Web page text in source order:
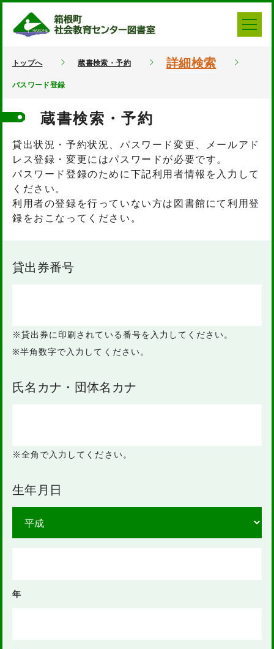
トップへ 蔵書検索・予約 詳細検索
パスワード登録
蔵書検索・予約
貸出状況・予約状況、パスワード変更、メールアド
レス登録・変更にはパスワードが必要です。
パスワード登録のために下記利用者情報を入力して
ください。
利用者の登録を行っていない方は図書館にて利用登
録をおこなってください。
貸出券番号
※貸出券に印刷されている番号を入力してください。
※半角数字で入力してください。
氏名カナ・団体名カナ
※全角で入力してください。
生年月日
年